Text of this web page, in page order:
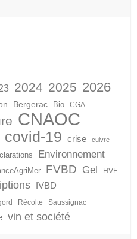
2024 2025 2026
Bergerac Bio CGA
CNAOC
covid-19 crise cuivre
Environnement
FVBD Gel HVE
IVBD
Récolte Saussignac
vin et société